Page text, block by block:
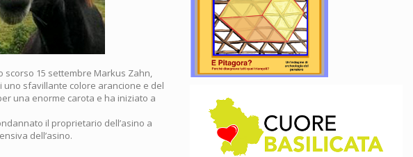
scorso 15 settembre Markus Zahn,
uno sfavillante colore arancione e del
una enorme carota e ha iniziato a
il proprietario dell’asino a
dell’asino.